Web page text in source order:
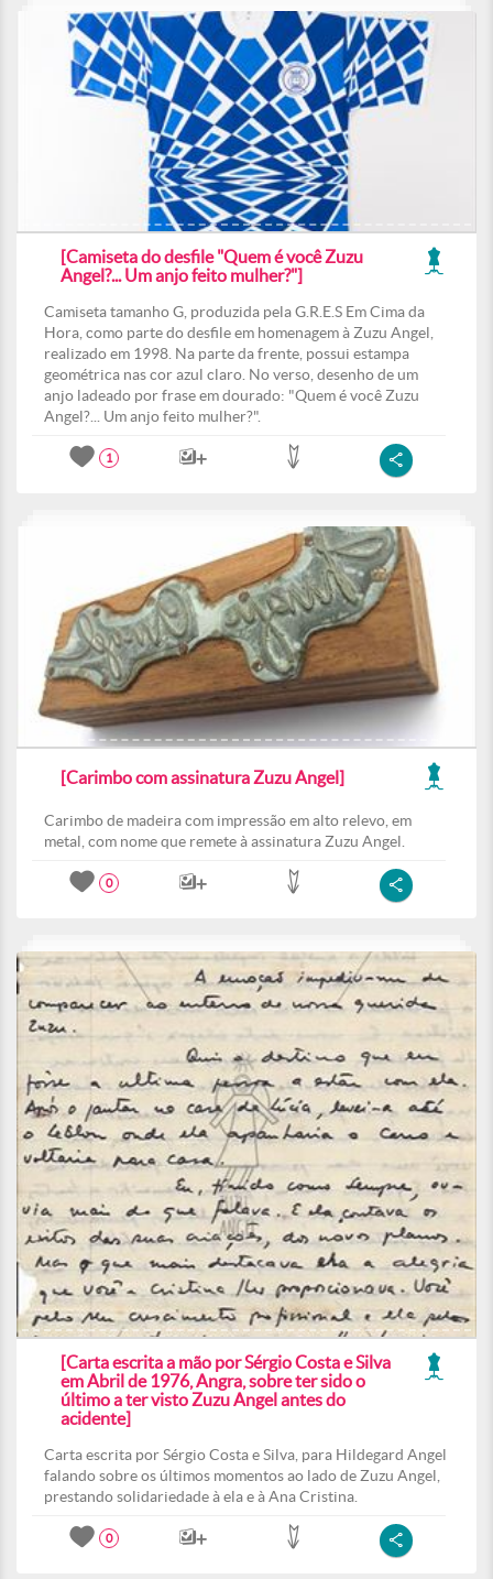
[Camiseta do desfile "Quem é você Zuzu
Angel?... Um anjo feito mulher?"]
Camiseta tamanho G, produzida pela G.R.E.S Em Cima da
Hora, como parte do desfile em homenagem à Zuzu Angel,
realizado em 1998. Na parte da frente, possui estampa
geométrica nas cor azul claro. No verso, desenho de um
anjo ladeado por frase em dourado: "Quem é você Zuzu
Angel?... Um anjo feito mulher?".
1
[Carimbo com assinatura Zuzu Angel]
Carimbo de madeira com impressão em alto relevo, em
metal, com nome que remete à assinatura Zuzu Angel.
0
[Carta escrita a mão por Sérgio Costa e Silva
em Abril de 1976, Angra, sobre ter sido o
último a ter visto Zuzu Angel antes do
acidente]
Carta escrita por Sérgio Costa e Silva, para Hildegard Angel
falando sobre os últimos momentos ao lado de Zuzu Angel,
prestando solidariedade à ela e à Ana Cristina.
0